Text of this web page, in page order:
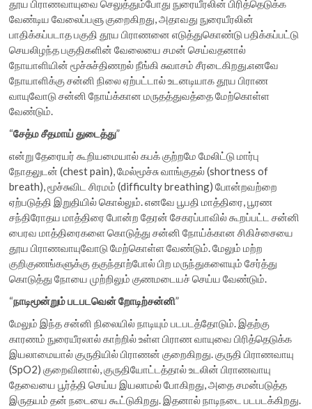
தூய பிராணவாயுவை செலுத்தும்போது நுரையீரலின் பிரித்தெடுக்க
வேண்டிய வேலைப்பளு குறைகிறது, அதாவது நுரையீரலின்
பாதிக்கப்படாத பகுதி தூய பிராணனை எடுத்துகொண்டு பதிக்கப்பட்டு
செயலிழந்த பகுதிகளின் வேலையை சமன் செய்வதனால்
நோயாளியின் மூச்சுச்திணறல் நீங்கி சுவாசம் சீரடைகிறது.எனவே
நோயாளிக்கு சன்னி நிலை ஏற்பட்டால் உடனடியாக தூய பிராண
வாயுவோடு சன்னி நோய்க்கான மருதத்துவத்தை மேற்கொள்ள
வேண்டும்.
“சேத்மசீதமாய்துடைத்து”
என்று தேரையர் கூறியமையால் கபக் குற்றமே மேலிட்டு மார்பு
நோதலுடன் (chest pain), மேல்மூச்சு வாங்குதல் (shortness of
breath), மூச்சுவிட சிரமம் (difficulty breathing) போன்றவற்றை
ஏற்படுத்தி இறுதியில் கொல்லும். எனவே பூபதி மாத்திரை, பூரண
சந்திரோதய மாத்திரை போன்ற தேரன் சேகரப்பாவில் கூறப்பட்ட சன்னி
பைரவ மாத்திரைகளை கொடுத்து சன்னி நோய்க்கான சிகிச்சையை
தூய பிராணவாயுவோடு மேற்கொள்ள வேண்டும். மேலும் மற்ற
குறிகுணங்களுக்கு தகுந்தாற்போல் பிற மருந்துகளையும் சேர்த்து
கொடுத்து நோயை முற்றிலும் குணமடையச் செய்ய வேண்டும்.
“நாடிமூன்றும்படபடவென்றோடிற்சன்னி”
மேலும் இந்த சன்னி நிலையில் நாடியும் படபடத்தோடும். இதற்கு
காரணம் நுரையீரலால் காற்றில் உள்ள பிராண வாயுவை பிரித்தெடுக்க
இயலாமையால் குருதியில் பிராணன் குறைகிறது. குருதி பிராணவாயு
(SpO2) குறைவினால், குருதியோட்டத்தால் உடலின் பிராணவாயு
தேவையை பூர்த்தி செய்ய இயலாமல் போகிறது, அதை சமன்படுத்த
இருதயம் தன் நடையை கூட்டுகிறது. இதனால் நாடிநடை படபடக்கிறது.